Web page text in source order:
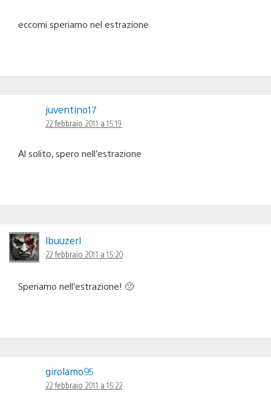
eccomi speriamo nel estrazione
juventino17
22 febbraio 2011 a 15:19
Al solito, spero nell’estrazione
lbuuzerl
22 febbraio 2011 a 15:20
Speriamo nell’estrazione! 🙁
girolamo95
22 febbraio 2011 a 15:22